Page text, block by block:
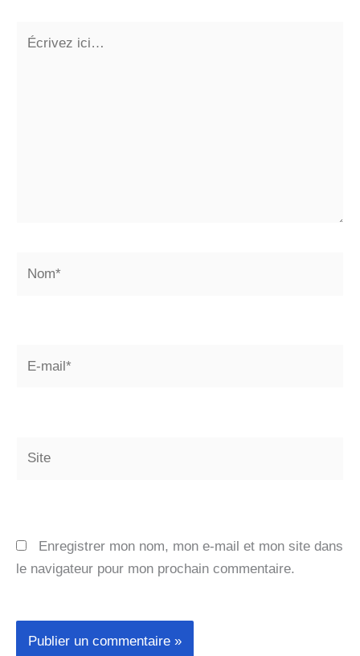
Enregistrer mon nom, mon e-mail et mon site dans
le navigateur pour mon prochain commentaire.